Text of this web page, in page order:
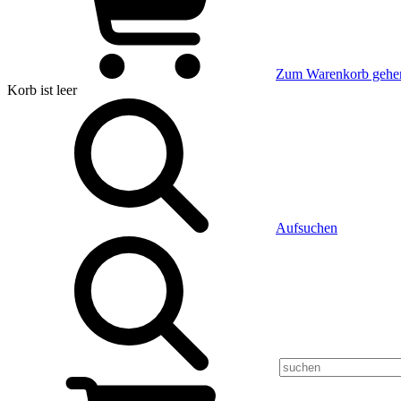
Zum Warenkorb
Korb ist leer
Aufsuchen